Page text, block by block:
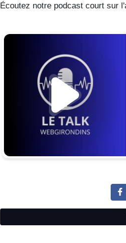
Écoutez notre podcast court sur